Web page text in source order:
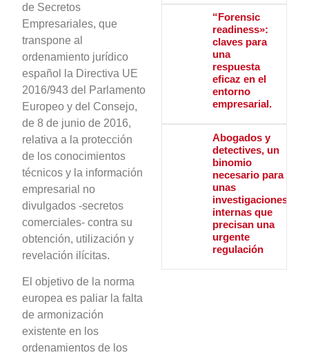
de Secretos
Empresariales, que
transpone al
ordenamiento jurídico
español la Directiva UE
2016/943 del Parlamento
Europeo y del Consejo,
de 8 de junio de 2016,
relativa a la protección
de los conocimientos
técnicos y la información
empresarial no
divulgados -secretos
comerciales- contra su
obtención, utilización y
revelación ilícitas.
El objetivo de la norma
europea es paliar la falta
de armonización
existente en los
ordenamientos de los
“Forensic
readiness»:
claves para
una
respuesta
eficaz en el
entorno
empresarial.
Abogados y
detectives, un
binomio
necesario para
unas
investigaciones
internas que
precisan una
urgente
regulación